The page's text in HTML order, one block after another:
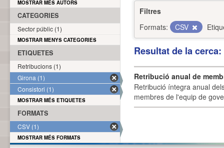
Filtres
Formats:
CSV
Resultat de la
Retribució anual de
Retribució íntegra anual
membres de l'equip de
MOSTRAR MÉS AUTORS
CATEGORIES
Sector públic (1)
MOSTRAR MENYS CATEGORIES
ETIQUETES
Retribucions (1)
Girona (1)
Consistori (1)
MOSTRAR MÉS ETIQUETES
FORMATS
CSV (1)
MOSTRAR MÉS FORMATS